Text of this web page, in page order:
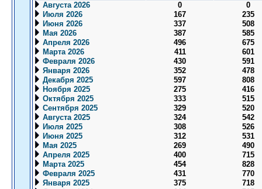
Августа 2026
0
0
Июля 2026
167
235
Июня 2026
337
508
Мая 2026
387
585
Апреля 2026
496
675
Марта 2026
411
601
Февраля 2026
430
591
Января 2026
352
478
Декабря 2025
597
808
Ноября 2025
275
416
Октября 2025
333
515
Сентября 2025
329
520
Августа 2025
324
542
Июля 2025
308
526
Июня 2025
312
531
Мая 2025
269
490
Апреля 2025
400
715
Марта 2025
454
828
Февраля 2025
431
770
Января 2025
375
718